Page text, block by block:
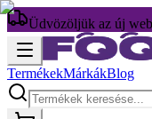
Üdvözöljük az új
TermékekMárkákBlog